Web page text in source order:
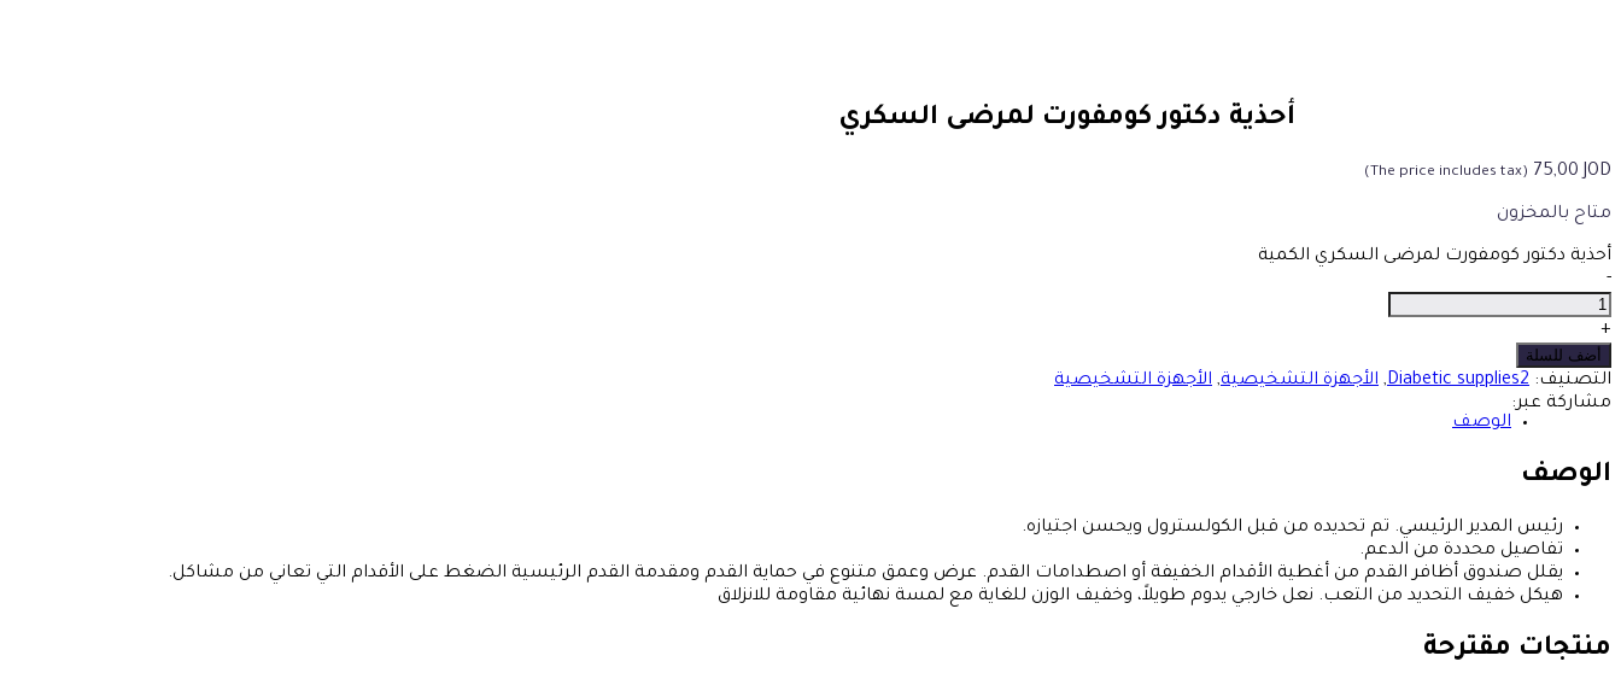
أحذية دكتور كومفورت لمرضى السكري
75,00 JOD
(The price includes tax)
متاح بالمخزون
أحذية دكتور كومفورت لمرضى السكري الكمية
-
+
أضف للسلة
التصنيف: Diabetic supplies2
, الأجهزة التشخيصية, الأجهزة التشخيصية
مشاركة عبر:
الوصف
الوصف
رئيس المدير الرئيسي. تم تحديده من قبل الكولسترول ويحسن اجتيازه.
تفاصيل محددة من الدعم.
يقلل صندوق أظافر القدم من أغطية الأقدام الخفيفة أو اصطدامات القدم. عرض وعمق متنوع في حماية القدم ومقدمة القدم الرئيسية الضغط على الأقدام التي تعاني من مشاكل.
هيكل خفيف التحديد من التعب. نعل خارجي يدوم طويلاً، وخفيف الوزن للغاية مع لمسة نهائية مقاومة للانزلاق
منتجات مقترحة